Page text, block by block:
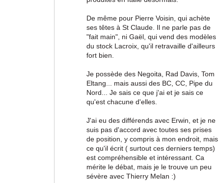
De même pour Pierre Voisin, qui achète
ses têtes à St Claude. Il ne parle pas de
"fait main", ni Gaël, qui vend des modèles
du stock Lacroix, qu'il retravaille d'ailleurs
fort bien.
Je possède des Negoita, Rad Davis, Tom
Eltang... mais aussi des BC, CC, Pipe du
Nord... Je sais ce que j'ai et je sais ce
qu'est chacune d'elles.
J'ai eu des différends avec Erwin, et je ne
suis pas d'accord avec toutes ses prises
de position, y compris à mon endroit, mais
ce qu'il écrit ( surtout ces derniers temps)
est compréhensible et intéressant. Ca
mérite le débat, mais je le trouve un peu
sévère avec Thierry Melan :)